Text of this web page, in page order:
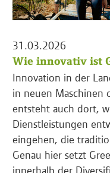
31.03.2026
Wie innovativ ist
Innovation in der
in neuen Maschinen
entsteht auch dort,
Dienstleistungen
eingehen, die
Genau hier setzt
innerhalb der